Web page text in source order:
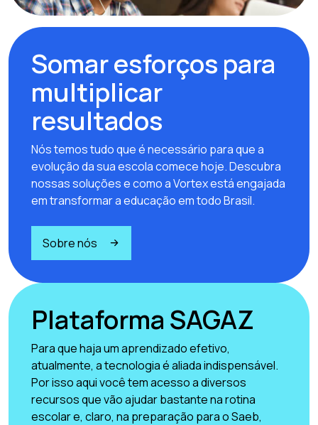
Somar esforços para
multiplicar
resultados
Nós temos tudo que é necessário para que a
evolução da sua escola comece hoje. Descubra
nossas soluções e como a Vortex está engajada
em transformar a educação em todo Brasil.
Sobre nós
Plataforma SAGAZ
Para que haja um aprendizado efetivo,
atualmente, a tecnologia é aliada indispensável.
Por isso aqui você tem acesso a diversos
recursos que vão ajudar bastante na rotina
escolar e, claro, na preparação para o Saeb,